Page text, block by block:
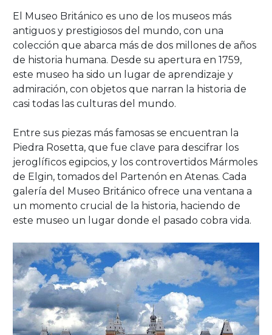
El Museo Británico es uno de los museos más
antiguos y prestigiosos del mundo, con una
colección que abarca más de dos millones de años
de historia humana. Desde su apertura en 1759,
este museo ha sido un lugar de aprendizaje y
admiración, con objetos que narran la historia de
casi todas las culturas del mundo.
Entre sus piezas más famosas se encuentran la
Piedra Rosetta, que fue clave para descifrar los
jeroglíficos egipcios, y los controvertidos Mármoles
de Elgin, tomados del Partenón en Atenas. Cada
galería del Museo Británico ofrece una ventana a
un momento crucial de la historia, haciendo de
este museo un lugar donde el pasado cobra vida.